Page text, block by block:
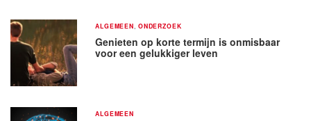
ALGEMEEN ONDERZOEK
Genieten op korte termijn is onmisbaar
voor een gelukkiger leven
ALGEMEEN